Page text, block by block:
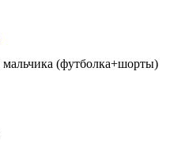
(футболка+шорты)